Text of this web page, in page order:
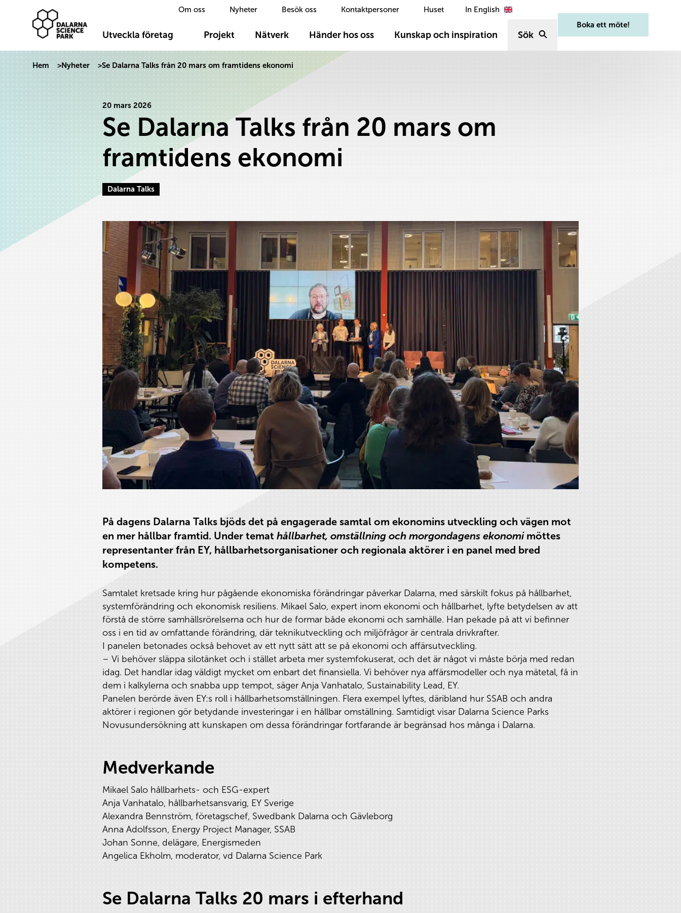
Hoppa till innehåll
Om oss Nyheter Besök oss Kontaktpersoner Huset In English
Dalarna Science Park
Utveckla företag
Projekt Nätverk Händer hos oss Kunskap och inspiration Sök
Boka ett möte!
Hem >Nyheter >Se Dalarna Talks från 20 mars om framtidens ekonomi
20 mars 2026
Se Dalarna Talks från 20 mars om
framtidens ekonomi
Dalarna Talks
På dagens Dalarna Talks bjöds det på engagerade samtal om ekonomins utveckling och vägen mot
en mer hållbar framtid. Under temat hållbarhet, omställning och morgondagens ekonomi möttes
representanter från EY, hållbarhetsorganisationer och regionala aktörer i en panel med bred
kompetens.
Samtalet kretsade kring hur pågående ekonomiska förändringar påverkar Dalarna, med särskilt fokus på hållbarhet,
systemförändring och ekonomisk resiliens. Mikael Salo, expert inom ekonomi och hållbarhet, lyfte betydelsen av att
förstå de större samhällsrörelserna och hur de formar både ekonomi och samhälle. Han pekade på att vi befinner
oss i en tid av omfattande förändring, där teknikutveckling och miljöfrågor är centrala drivkrafter.
I panelen betonades också behovet av ett nytt sätt att se på ekonomi och affärsutveckling.
– Vi behöver släppa silotänket och i stället arbeta mer systemfokuserat, och det är något vi måste börja med redan
idag. Det handlar idag väldigt mycket om enbart det finansiella. Vi behöver nya affärsmodeller och nya mätetal, få in
dem i kalkylerna och snabba upp tempot, säger Anja Vanhatalo, Sustainability Lead, EY.
Panelen berörde även EY:s roll i hållbarhetsomställningen. Flera exempel lyftes, däribland hur SSAB och andra
aktörer i regionen gör betydande investeringar i en hållbar omställning. Samtidigt visar Dalarna Science Parks
Novusundersökning att kunskapen om dessa förändringar fortfarande är begränsad hos många i Dalarna.
Medverkande
Mikael Salo hållbarhets- och ESG-expert
Anja Vanhatalo, hållbarhetsansvarig, EY Sverige
Alexandra Bennström, företagschef, Swedbank Dalarna och Gävleborg
Anna Adolfsson, Energy Project Manager, SSAB
Johan Sonne, delägare, Energismeden
Angelica Ekholm, moderator, vd Dalarna Science Park
Se Dalarna Talks 20 mars i efterhand